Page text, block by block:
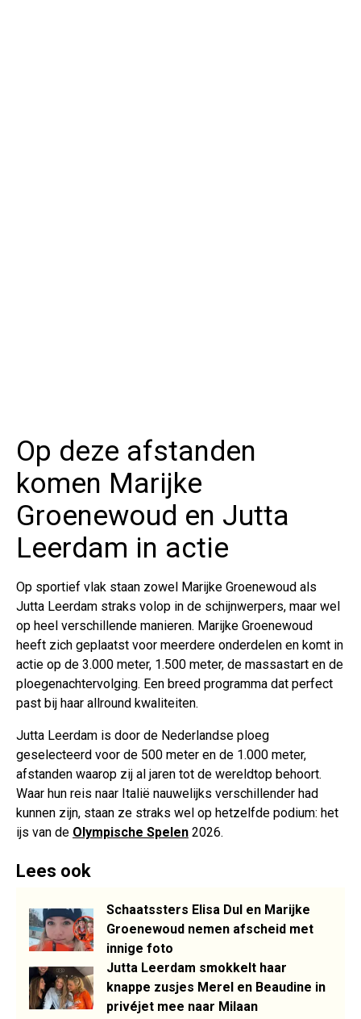
Op deze afstanden
komen Marijke
Groenewoud en Jutta
Leerdam in actie
Op sportief vlak staan zowel Marijke Groenewoud als
Jutta Leerdam straks volop in de schijnwerpers, maar wel
op heel verschillende manieren. Marijke Groenewoud
heeft zich geplaatst voor meerdere onderdelen en komt in
actie op de 3.000 meter, 1.500 meter, de massastart en de
ploegenachtervolging. Een breed programma dat perfect
past bij haar allround kwaliteiten.
Jutta Leerdam is door de Nederlandse ploeg
geselecteerd voor de 500 meter en de 1.000 meter,
afstanden waarop zij al jaren tot de wereldtop behoort.
Waar hun reis naar Italië nauwelijks verschillender had
kunnen zijn, staan ze straks wel op hetzelfde podium: het
ijs van de Olympische Spelen 2026.
Lees ook
Schaatssters Elisa Dul en Marijke
Groenewoud nemen afscheid met
innige foto
Jutta Leerdam smokkelt haar
knappe zusjes Merel en Beaudine in
privéjet mee naar Milaan